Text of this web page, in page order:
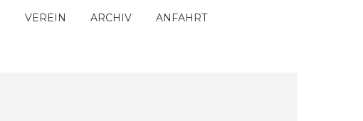
VEREIN ARCHIV ANFAHRT